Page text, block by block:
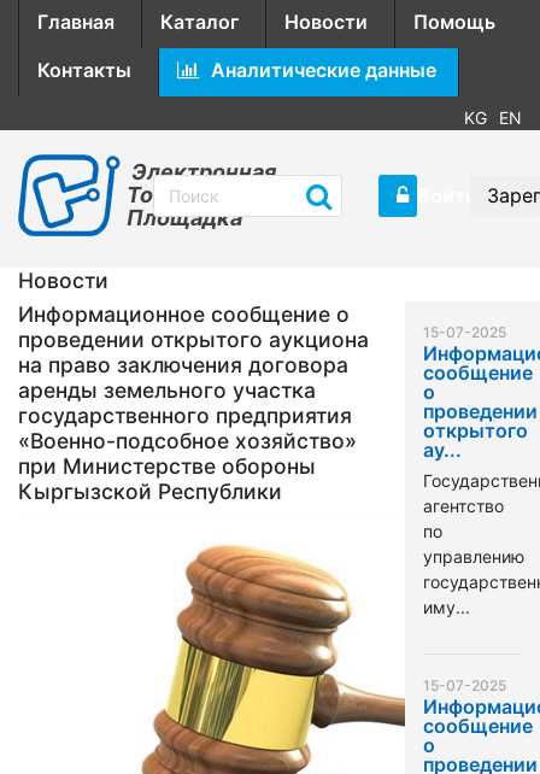
Главная Каталог Новости
Помощь
Контакты
Аналитические данные
KG EN
Электронная
Торговая
Площадка
Новости
Информационное сообщение о
проведении открытого аукциона
на право заключения договора
аренды земельного участка
государственного предприятия
«Военно-подсобное хозяйство»
при Министерстве обороны
Кыргызской Республики
15-07-2025
сообщение
о
проведении
открытого
ау...
агентство
по
управлению
иму...
15-07-2025
сообщение
о
проведении